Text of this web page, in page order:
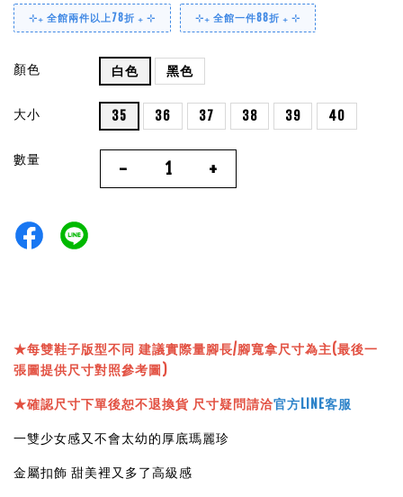
⊹₊ 全館兩件以上78折 ₊ ⊹ ⊹₊ 全館一件88折 ₊ ⊹
顏色 白色 黑色
大小 35 36 37 38 39 40
數量 - +
★每雙鞋子版型不同 建議實際量腳長/腳寬拿尺寸為主(最後一
張圖提供尺寸對照參考圖)
★確認尺寸下單後恕不退換貨 尺寸疑問請洽官方LINE客服
一雙少女感又不會太幼的厚底瑪麗珍
金屬扣飾 甜美裡又多了高級感